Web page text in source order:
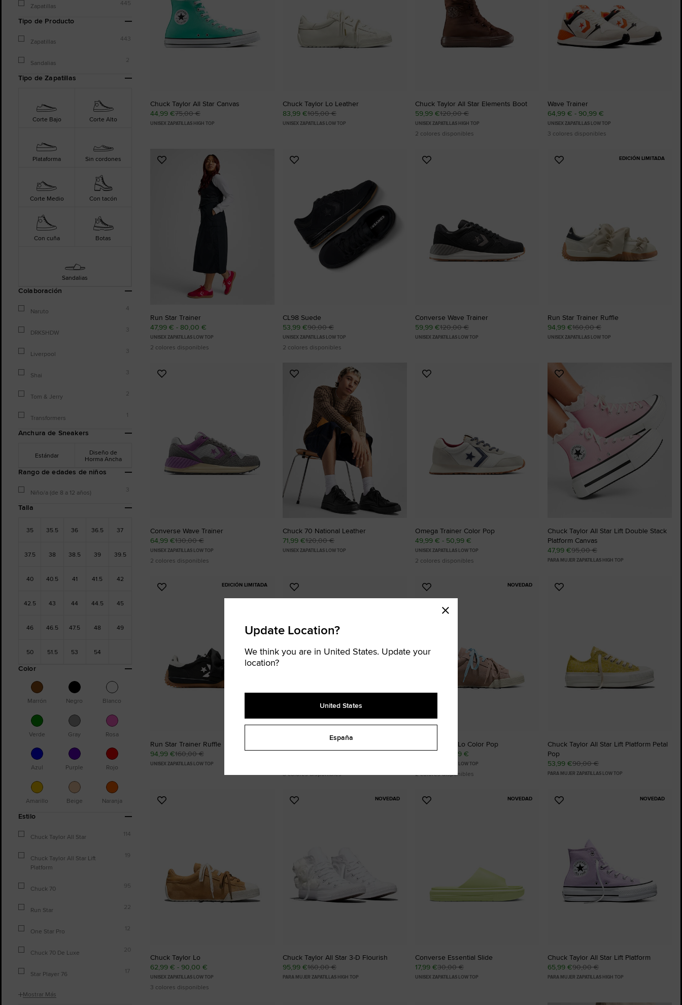
RUN STAR CRUSH
Más Atrevidas. Más Llamativas. Más Únicas.
The Chuck Taylor All Star
Solo Un Zapato. Hasta Que Te Lo
Zapatillas 445
Tipo de Producto
Zapatillas 443
Sandalias 2
Tipo de Zapatillas
Corte Bajo Corte Alto
Plataforma Sin cordones
Corte Medio Con tacón
Con cuña Botas
Sandalias
Colaboración
Naruto 4
DRKSHDW 3
Liverpool 3
Shai 3
Tom & Jerry 2
Transformers 1
Anchura de Sneakers
Estándar Diseño de
Horma Ancha
Rango de edades de niños
Niño/a (de 8 a 12 años) 3
Talla
35 35.5 36 36.5 37
37.5 38 38.5 39 39.5
40 40.5 41 41.5 42
42.5 43 44 44.5 45
46 46.5 47.5 48 49
50 51.5 53 54
Color
Marrón Negro Blanco
Verde Gray Rosa
Azul Purple Rojo
Amarillo Beige Naranja
Estilo
Chuck Taylor All Star 114
Chuck Taylor All Star Lift
Platform
19
Chuck 70 95
Run Star 22
One Star Pro 12
Chuck 70 De Luxe 20
Star Player 76 17
Mostrar Más
Chuck Taylor All Star Canvas
44,99 €75,00 €
UNISEX ZAPATILLAS HIGH TOP
Chuck Taylor Lo Leather
83,99 €105,00 €
UNISEX ZAPATILLAS LOW TOP
Chuck Taylor All Star Elements Boot
59,99 €120,00 €
UNISEX ZAPATILLAS HIGH TOP
2 colores disponibles
Wave Trainer
64,99 € - 90,99 €
UNISEX ZAPATILLAS LOW TOP
3 colores disponibles
Añadir
Run Star Trainer
47,99 € - 80,00 €
UNISEX ZAPATILLAS LOW TOP
2 colores disponibles
Añadir
CL98 Suede
53,99 €90,00 €
UNISEX ZAPATILLAS LOW TOP
2 colores disponibles
Añadir
Converse Wave Trainer
59,99 €120,00 €
UNISEX ZAPATILLAS LOW TOP
EDICIÓN LIMITADA
Añadir
Run Star Trainer Ruffle
94,99 €160,00 €
UNISEX ZAPATILLAS LOW TOP
Añadir
Converse Wave Trainer
64,99 €130,00 €
UNISEX ZAPATILLAS LOW TOP
2 colores disponibles
Añadir
Favoritos
Chuck 70 National Leather
71,99 €120,00 €
UNISEX ZAPATILLAS LOW TOP
Añadir
Omega Trainer Color Pop
49,99 € - 50,99 €
UNISEX ZAPATILLAS LOW TOP
2 colores disponibles
Añadir
Favoritos
Chuck Taylor All Star Lift Double Stack
Platform Canvas
47,99 €95,00 €
PARA MUJER ZAPATILLAS HIGH TOP
EDICIÓN LIMITADA
Añadir
Run Star Trainer Ruffle
94,99 €160,00 €
UNISEX ZAPATILLAS LOW TOP
Añadir
a
All Star BB Shift CX
59,99 € - 83,99 €
3 colores disponibles
NOVEDAD
Añadir
a
Favoritos
Chuck Taylor Lo Color Pop
53,99 € - 71,99 €
UNISEX ZAPATILLAS LOW TOP
2 colores disponibles
Añadir
Chuck Taylor All Star Lift Platform Petal
Pop
53,99 €90,00 €
PARA MUJER ZAPATILLAS LOW TOP
Añadir
Chuck Taylor Lo
62,99 € - 90,00 €
UNISEX ZAPATILLAS LOW TOP
3 colores disponibles
NOVEDAD
Añadir
Chuck Taylor All Star 3-D Flourish
95,99 €160,00 €
PARA MUJER ZAPATILLAS HIGH TOP
NOVEDAD
Añadir
Converse Essential Slide
17,99 €30,00 €
UNISEX ZAPATILLAS LOW TOP
NOVEDAD
Añadir
Chuck Taylor All Star Lift Platform
65,99 €90,00 €
PARA MUJER ZAPATILLAS HIGH TOP
Update Location?
We think you are in United States. Update your
location?
United States
España